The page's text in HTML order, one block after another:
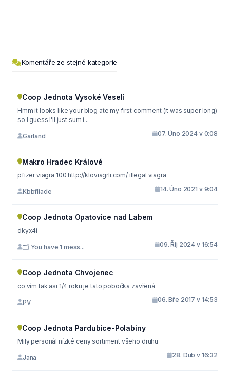
Komentáře ze stejné kategorie
Coop Jednota Vysoké Veselí
Hmm it looks like your blog ate my first comment (it was super long)
so I guess I'll just sum i...
Garland 07. Úno 2024 v 0:08
Makro Hradec Králové
pfizer viagra 100 http://kloviagrli.com/ illegal viagra
Kbbfliade 14. Úno 2021 v 9:04
Coop Jednota Opatovice nad Labem
dkyx4i
🗂 You have 1 mess... 09. Říj 2024 v 16:54
Coop Jednota Chvojenec
co vím tak asi 1/4 roku je tato pobočka zavřená
PV 06. Bře 2017 v 14:53
Coop Jednota Pardubice-Polabiny
Mily personál nízké ceny sortiment všeho druhu
Jana 28. Dub v 16:32